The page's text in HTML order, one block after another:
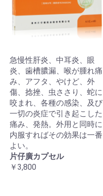
急慢性肝炎、中耳炎、眼
炎、歯槽膿漏、喉が腫れ痛
み、アフタ、やけど、外
傷、捻挫、虫ささり、蛇に
咬まれ、各種の感染、及び
一切の炎症で引き起こした
痛み、発熱。外用と同時に
内服すればその効果は一番
よい。
片仔廣カプセル
￥3,800